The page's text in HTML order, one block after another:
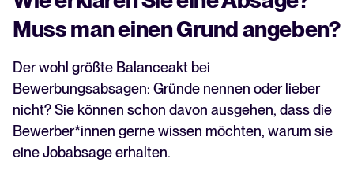
Muss man einen Grund angeben?
Der wohl größte Balanceakt bei
Bewerbungsabsagen: Gründe nennen oder lieber
nicht? Sie können schon davon ausgehen, dass die
Bewerber*innen gerne wissen möchten, warum sie
eine Jobabsage erhalten.